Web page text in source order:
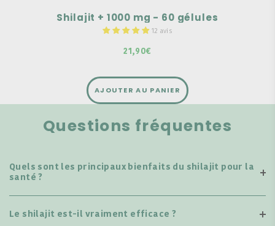
Shilajit + 1000 mg - 60 gélules
12 avis
21,90€
AJOUTER AU PANIER
Questions fréquentes
Quels sont les principaux bienfaits du shilajit pour la
santé ?
Le shilajit est-il vraiment efficace ?